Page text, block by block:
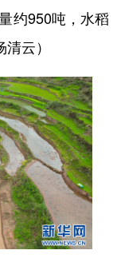
约950吨，水稻
云）